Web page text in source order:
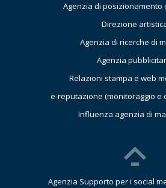
Agenzia di posizionamento
Direzione
Agenzia di ricerche di
Agenzia
Relazioni stampa e web
e-reputazione (monitoraggio e
Influenza agenzia di
Agenzia Supporto per i social